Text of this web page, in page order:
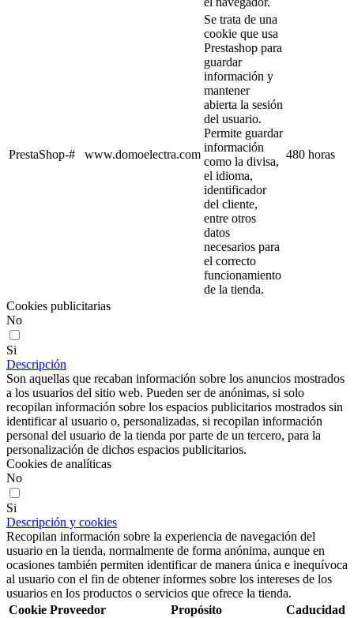
PrestaShop-# www.domoelectra.com
Se trata de una
cookie que usa
Prestashop para
guardar
información y
mantener
abierta la sesión
del usuario.
Permite guardar
información
como la divisa,
el idioma,
identificador
del cliente,
entre otros
datos
necesarios para
el correcto
funcionamiento
de la tienda.
480 horas
Cookies publicitarias
No
Si
Descripción
Son aquellas que recaban información sobre los anuncios mostrados
a los usuarios del sitio web. Pueden ser de anónimas, si solo
recopilan información sobre los espacios publicitarios mostrados sin
identificar al usuario o, personalizadas, si recopilan información
personal del usuario de la tienda por parte de un tercero, para la
personalización de dichos espacios publicitarios.
Cookies de analíticas
No
Si
Descripción y cookies
Recopilan información sobre la experiencia de navegación del
usuario en la tienda, normalmente de forma anónima, aunque en
ocasiones también permiten identificar de manera única e inequívoca
al usuario con el fin de obtener informes sobre los intereses de los
usuarios en los productos o servicios que ofrece la tienda.
Cookie Proveedor Propósito Caducidad